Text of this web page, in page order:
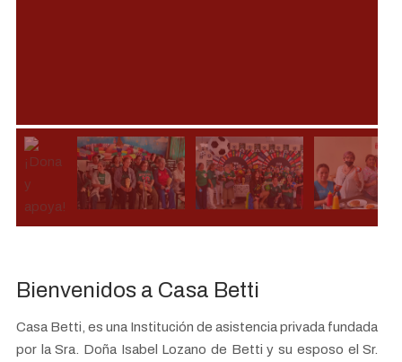
Bienvenidos a Casa Betti
Casa Betti, es una Institución de asistencia privada fundada
por la Sra. Doña Isabel Lozano de Betti y su esposo el Sr.